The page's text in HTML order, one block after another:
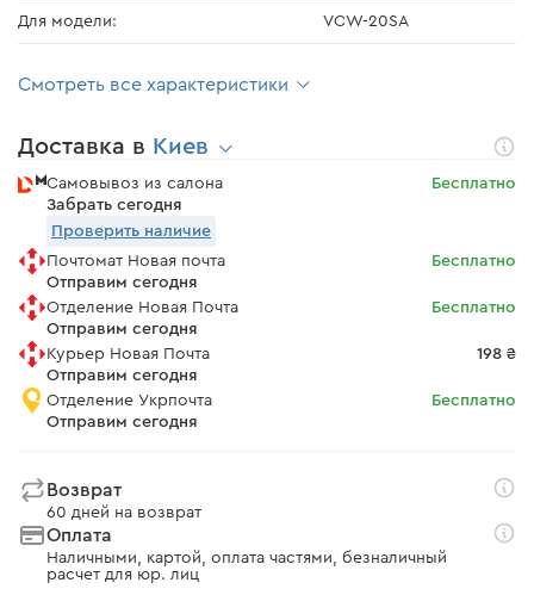
Для модели: VCW-20SA
Смотреть все характеристики
Доставка в Киев
Самовывоз из салона
Забрать сегодня
Бесплатно
Проверить наличие
Почтомат Новая почта
Отправим сегодня
Бесплатно
Отделение Новая Почта
Отправим сегодня
Бесплатно
Курьер Новая Почта
Отправим сегодня
198 ₴
Отделение Укрпочта
Отправим сегодня
Бесплатно
Возврат
60 дней на возврат
Оплата
Наличными, картой, оплата частями, безналичный
расчет для юр. лиц